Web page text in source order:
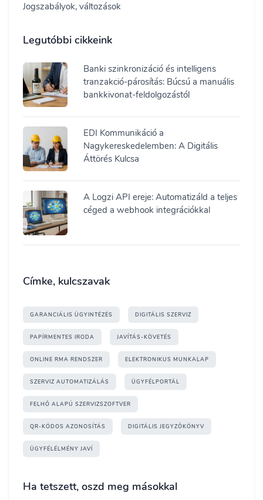
Jogszabályok, változások
Legutóbbi cikkeink
Banki szinkronizáció és intelligens
tranzakció-párosítás: Búcsú a manuális
bankkivonat-feldolgozástól
EDI Kommunikáció a
Nagykereskedelemben: A Digitális
Áttörés Kulcsa
A Logzi API ereje: Automatizáld a teljes
céged a webhook integrációkkal
Címke, kulcszavak
GARANCIÁLIS ÜGYINTÉZÉS DIGITÁLIS SZERVIZ
PAPÍRMENTES IRODA JAVÍTÁS-KÖVETÉS
ONLINE RMA RENDSZER ELEKTRONIKUS MUNKALAP
SZERVIZ AUTOMATIZÁLÁS ÜGYFÉLPORTÁL
FELHŐ ALAPÚ SZERVIZSZOFTVER
QR-KÓDOS AZONOSÍTÁS DIGITÁLIS JEGYZŐKÖNYV
ÜGYFÉLÉLMÉNY JAVÍ
Ha tetszett, oszd meg másokkal